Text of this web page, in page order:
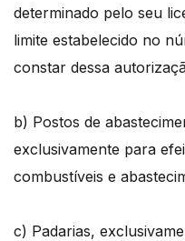
determinado pelo seu
limite estabelecido no
constar dessa
b) Postos de
exclusivamente para
combustíveis e
c) Padarias,